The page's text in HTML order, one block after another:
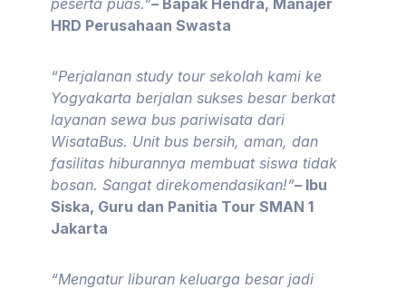
peserta puas.”– Bapak Hendra, Manajer
HRD Perusahaan Swasta
“Perjalanan study tour sekolah kami ke
Yogyakarta berjalan sukses besar berkat
layanan sewa bus pariwisata dari
WisataBus. Unit bus bersih, aman, dan
fasilitas hiburannya membuat siswa tidak
bosan. Sangat direkomendasikan!”– Ibu
Siska, Guru dan Panitia Tour SMAN 1
Jakarta
“Mengatur liburan keluarga besar jadi